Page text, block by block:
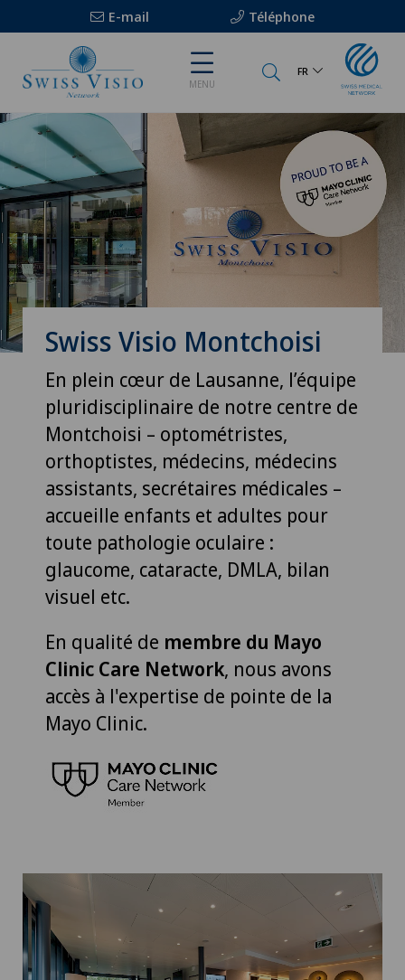
E-mail Téléphone
MENU
FR
Swiss Visio Montchoisi
En plein cœur de Lausanne, l’équipe
pluridisciplinaire de notre centre de
Montchoisi – optométristes,
orthoptistes, médecins, médecins
assistants, secrétaires médicales –
accueille enfants et adultes pour
toute pathologie oculaire :
glaucome, cataracte, DMLA, bilan
visuel etc.
En qualité de membre du Mayo
Clinic Care Network, nous avons
accès à l'expertise de pointe de la
Mayo Clinic.